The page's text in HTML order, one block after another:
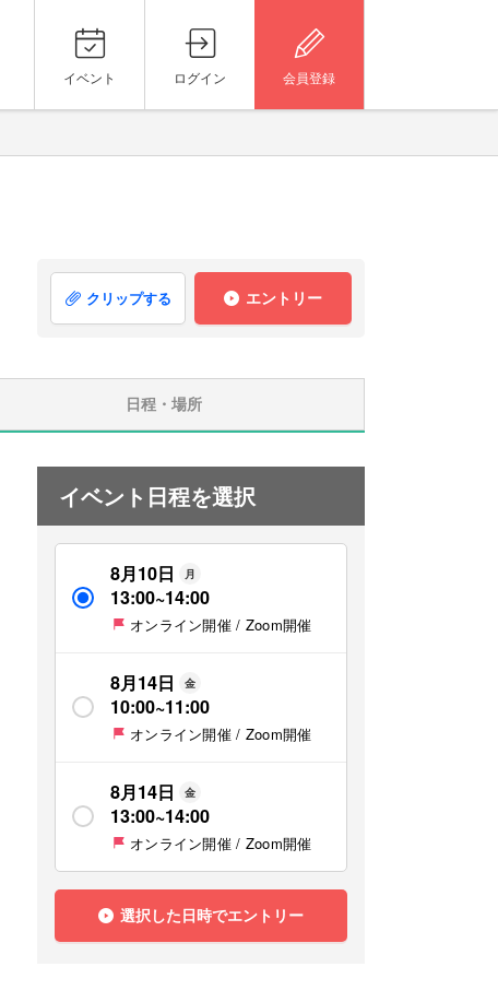
イベント ログイン 会員登録
クリップする エントリー
日程・場所
イベント日程を選択
8月10日 月
13:00~14:00
オンライン開催 / Zoom開催
8月14日 金
10:00~11:00
オンライン開催 / Zoom開催
8月14日 金
13:00~14:00
オンライン開催 / Zoom開催
選択した日時でエントリー